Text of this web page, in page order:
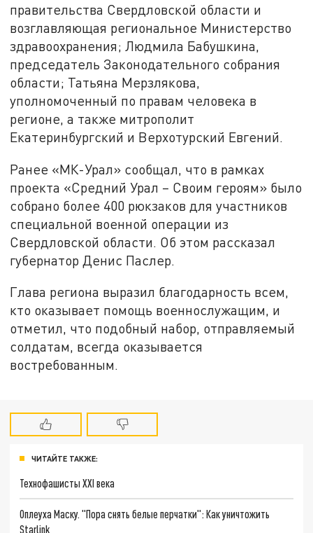
правительства Свердловской области и
возглавляющая региональное Министерство
здравоохранения; Людмила Бабушкина,
председатель Законодательного собрания
области; Татьяна Мерзлякова,
уполномоченный по правам человека в
регионе, а также митрополит
Екатеринбургский и Верхотурский Евгений.
Ранее «МК-Урал» сообщал, что в рамках
проекта «Средний Урал – Своим героям» было
собрано более 400 рюкзаков для участников
специальной военной операции из
Свердловской области. Об этом рассказал
губернатор Денис Паслер.
Глава региона выразил благодарность всем,
кто оказывает помощь военнослужащим, и
отметил, что подобный набор, отправляемый
солдатам, всегда оказывается
востребованным.
ЧИТАЙТЕ ТАКЖЕ:
Технофашисты XXI века
Оплеуха Маску. "Пора снять белые перчатки": Как уничтожить
Starlink